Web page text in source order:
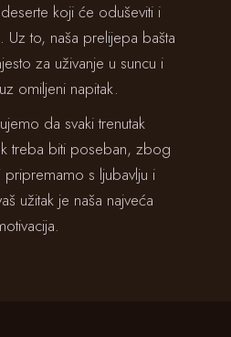
koji će oduševiti i
Uz to, naša prelijepa bašta
za uživanje u suncu i
omiljeni napitak.
da svaki trenutak
treba biti poseban, zbog
pripremamo s ljubavlju i
užitak je naša najveća